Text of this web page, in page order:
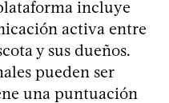
incluye
activa entre
y sus dueños.
pueden ser
una puntuación